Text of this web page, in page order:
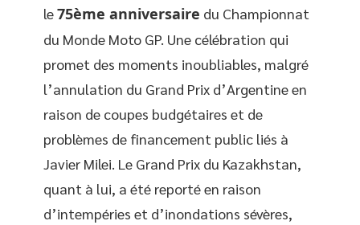
le75ème anniversaire du Championnat
du Monde Moto GP. Une célébration qui
promet des moments inoubliables, malgré
l’annulation du Grand Prix d’Argentine en
raison de coupes budgétaires et de
problèmes de financement public liés à
Javier Milei. Le Grand Prix du Kazakhstan,
quant à lui, a été reporté en raison
d’intempéries et d’inondations sévères,